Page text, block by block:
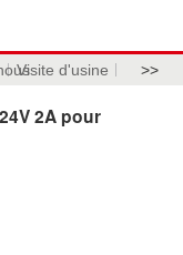
Visite d'usine >>
2A pour